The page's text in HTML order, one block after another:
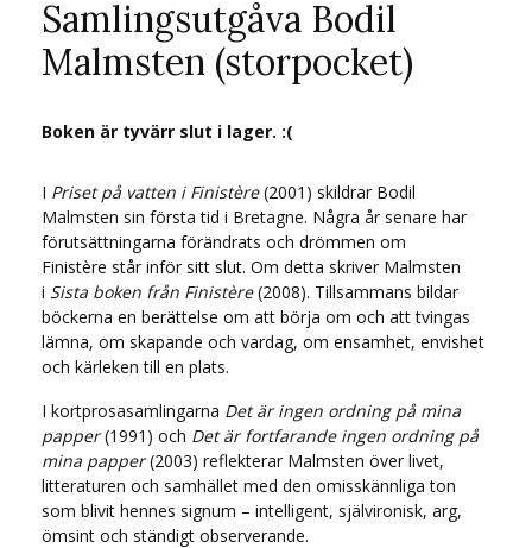
Samlingsutgåva Bodil
Malmsten (storpocket)
Boken är tyvärr slut i lager. :(
I Priset på vatten i Finistère(2001) skildrar Bodil
Malmsten sin första tid i Bretagne. Några år senare har
förutsättningarna förändrats och drömmen om
Finistère står inför sitt slut. Om detta skriver Malmsten
i Sista boken från Finistère(2008). Tillsammans bildar
böckerna en berättelse om att börja om och att tvingas
lämna, om skapande och vardag, om ensamhet, envishet
och kärleken till en plats.
I kortprosasamlingarna Det är ingen ordning på mina
papper(1991) och Det är fortfarande ingen ordning på
mina papper(2003) reflekterar Malmsten över livet,
litteraturen och samhället med den omisskännliga ton
som blivit hennes signum – intelligent, självironisk, arg,
ömsint och ständigt observerande.